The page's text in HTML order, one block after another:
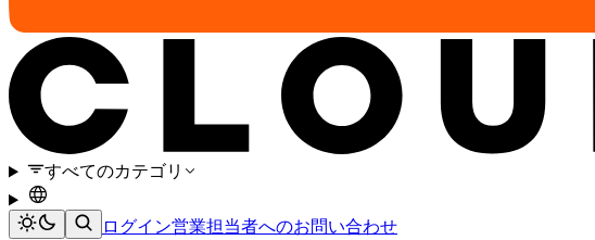
すべてのカテゴリ
ログイン営業担当者へのお問い合わせ